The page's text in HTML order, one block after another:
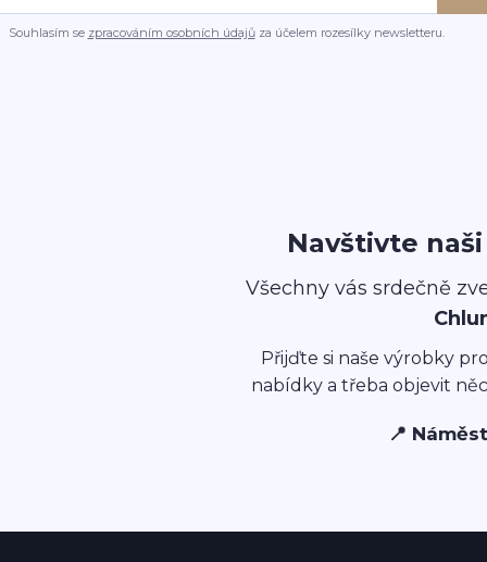
Souhlasím se zpracováním osobních údajůza účelem rozesílky newsletteru.
Navštivte
Všechny vás srdečně
Přijďte si naše výrobky
nabídky a třeba objevit
📍